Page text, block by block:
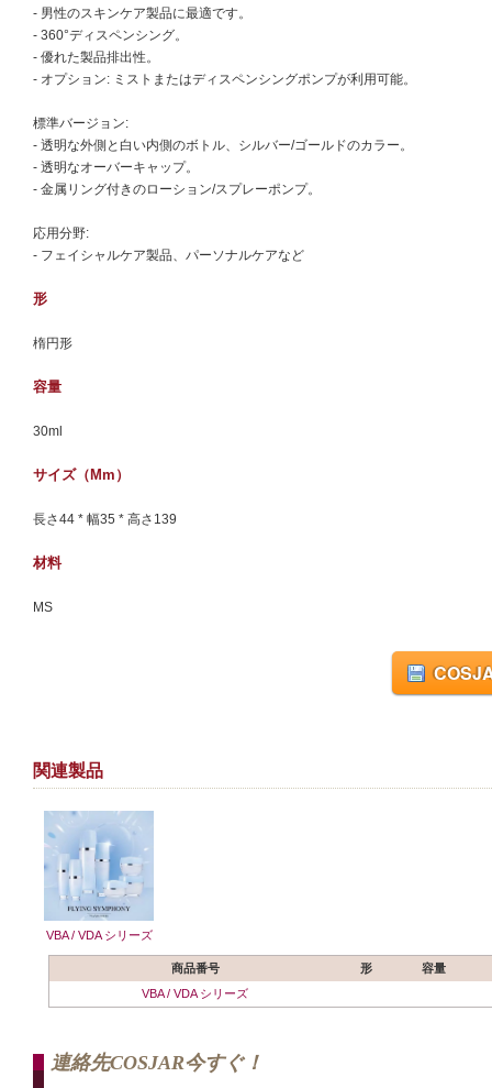
- 男性のスキンケア製品に最適です。
- 360°ディスペンシング。
- 優れた製品排出性。
- オプション: ミストまたはディスペンシングポンプが利用可能。
標準バージョン:
- 透明な外側と白い内側のボトル、シルバー/ゴールドのカラー。
- 透明なオーバーキャップ。
- 金属リング付きのローション/スプレーポンプ。
応用分野:
- フェイシャルケア製品、パーソナルケアなど
形
楕円形
容量
30ml
サイズ（mm）
長さ44 * 幅35 * 高さ139
材料
MS
関連製品
VBA / VDA シリーズ
商品番号 形
容量
VBA / VDA シリーズ
連絡先COSJAR今すぐ！